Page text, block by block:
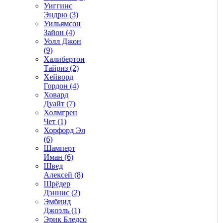
Уиггинс
Эндрю (3)
Уильямсон
Зайон (4)
Уолл Джон
(9)
Халибертон
Тайриз (2)
Хейворд
Гордон (4)
Ховард
Дуайт (7)
Холмгрен
Чет (1)
Хорфорд Эл
(6)
Шамперт
Иман (6)
Швед
Алексей (8)
Шрёдер
Дэннис (2)
Эмбиид
Джоэль (1)
Эрик Бледсо